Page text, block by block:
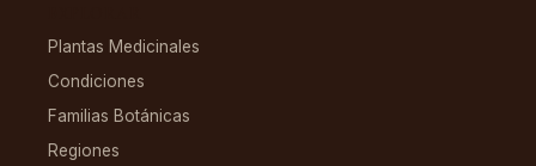
Plantas Medicinales
Condiciones
Familias Botánicas
Regiones